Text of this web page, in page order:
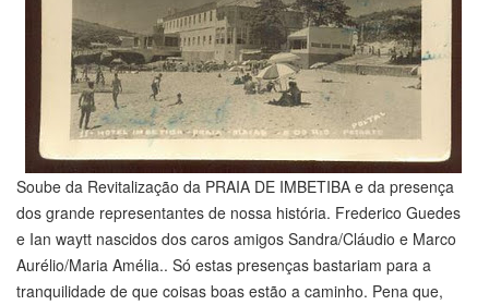
Soube da Revitalização da PRAIA DE IMBETIBA e da presença
dos grande representantes de nossa história. Frederico Guedes
e Ian waytt nascidos dos caros amigos Sandra/Cláudio e Marco
Aurélio/Maria Amélia.. Só estas presenças bastariam para a
tranquilidade de que coisas boas estão a caminho. Pena que,